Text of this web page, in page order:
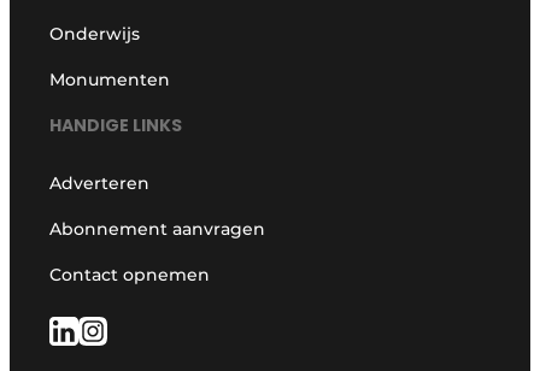
Onderwijs
Monumenten
HANDIGE LINKS
Adverteren
Abonnement aanvragen
Contact opnemen